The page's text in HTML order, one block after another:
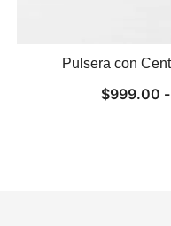
Pulsera con
$999.00 -